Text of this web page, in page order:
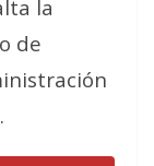
la
de